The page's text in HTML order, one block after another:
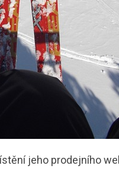
jeho prodejního